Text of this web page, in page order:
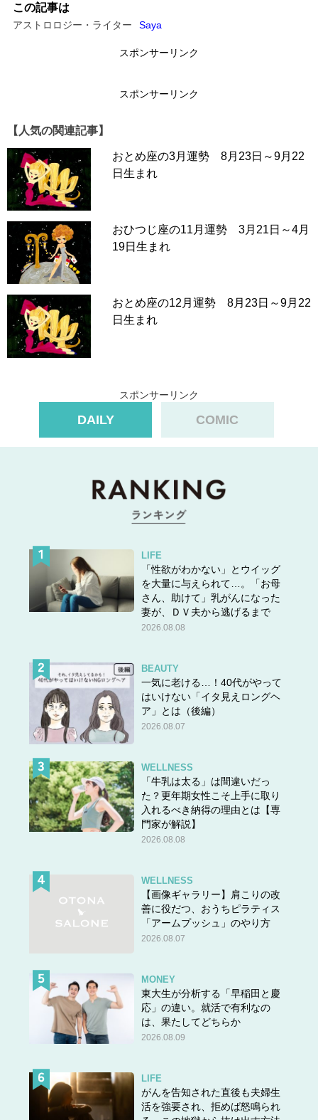
この記事は
アストロロジー・ライター Saya
スポンサーリンク
スポンサーリンク
【人気の関連記事】
おとめ座の3月運勢 8月23日～9月22
日生まれ
おひつじ座の11月運勢 3月21日～4月
19日生まれ
おとめ座の12月運勢 8月23日～9月22
日生まれ
スポンサーリンク
DAILY COMIC
LIFE
「性欲がわかない」とウイッグ
を大量に与えられて…。「お母
さん、助けて」乳がんになった
妻が、ＤＶ夫から逃げるまで
2026.08.08
BEAUTY
一気に老ける…！40代がやって
はいけない「イタ見えロングヘ
ア」とは（後編）
2026.08.07
WELLNESS
「牛乳は太る」は間違いだっ
た？更年期女性こそ上手に取り
入れるべき納得の理由とは【専
門家が解説】
2026.08.08
WELLNESS
【画像ギャラリー】肩こりの改
善に役だつ、おうちピラティス
「アームプッシュ」のやり方
2026.08.07
MONEY
東大生が分析する「早稲田と慶
応」の違い。就活で有利なの
は、果たしてどちらか
2026.08.09
LIFE
がんを告知された直後も夫婦生
活を強要され、拒めば怒鳴られ